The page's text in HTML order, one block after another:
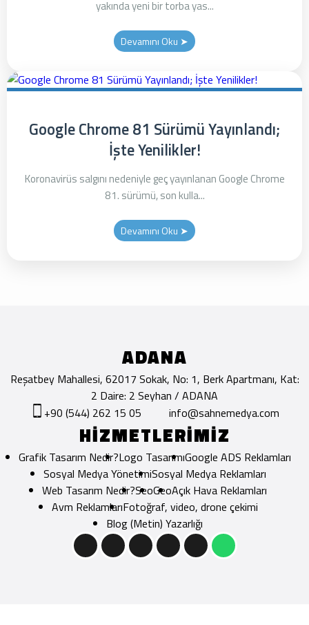
yakında yeni bir torba yas...
Devamını Oku ➤
Google Chrome 81 Sürümü Yayınlandı;
İşte Yenilikler!
Koronavirüs salgını nedeniyle geç yayınlanan Google Chrome
81. sürümü, son kulla...
Devamını Oku ➤
ADANA
Reşatbey Mahallesi, 62017 Sokak, No: 1, Berk Apartmanı, Kat:
2 Daire: 2 Seyhan / ADANA
+90 (544) 262 15 05
info@sahnemedya.com
HİZMETLERİMİZ
Grafik Tasarım Nedir?Logo TasarımıGoogle ADS Reklamları
Sosyal Medya YönetimiSosyal Medya Reklamları
Web Tasarım Nedir?SeoGeoAçık Hava Reklamları
Avm ReklamlarıFotoğraf, video, drone çekimi
Blog (Metin) Yazarlığı